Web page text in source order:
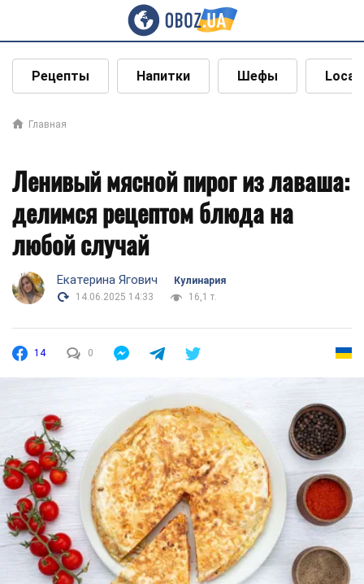
Рецепты Напитки Шефы Local
Главная
Ленивый мясной пирог из лаваша:
делимся рецептом блюда на
любой случай
Екатерина Ягович
Кулинария
14.06.2025 14:33
16,1 т.
14 0